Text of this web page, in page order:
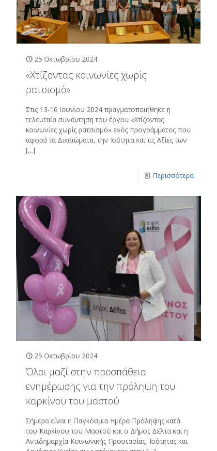
25 Οκτωβρίου 2024
«Χτίζοντας κοινωνίες χωρίς
ρατσισμό»
Στις 13-16 Ιουνίου 2024 πραγματοποιήθηκε η
τελευταία συνάντηση του έργου «Χτίζοντας
κοινωνίες χωρίς ρατσισμό» ενός προγράμματος που
αφορά τα Δικαιώματα, την Ισότητα και τις Αξίες των
[…]
Περισσότερα
25 Οκτωβρίου 2024
Όλοι μαζί στην προσπάθεια
ενημέρωσης για την πρόληψη του
καρκίνου του μαστού
Σήμερα είναι η Παγκόσμια Ημέρα Πρόληψης κατά
του Καρκίνου του Μαστού και ο Δήμος Δέλτα και η
Αντιδημαρχία Κοινωνικής Προστασίας, Ισότητας και